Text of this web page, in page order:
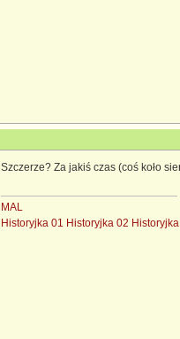
Szczerze? Za jakiś czas (coś koło
MAL
Historyjka 01 Historyjka 02